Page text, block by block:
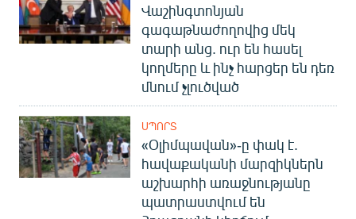
Վաշինգտոնյան
գագաթնաժողովից մեկ
տարի անց. ուր են հասել
կողմերը և ինչ հարցեր են դեռ
մնում չլուծված
ՍՊՈՐՏ
«Օլիմպավան»-ը փակ է.
հավաքականի մարզիկներն
աշխարհի առաջնությանը
պատրաստվում են